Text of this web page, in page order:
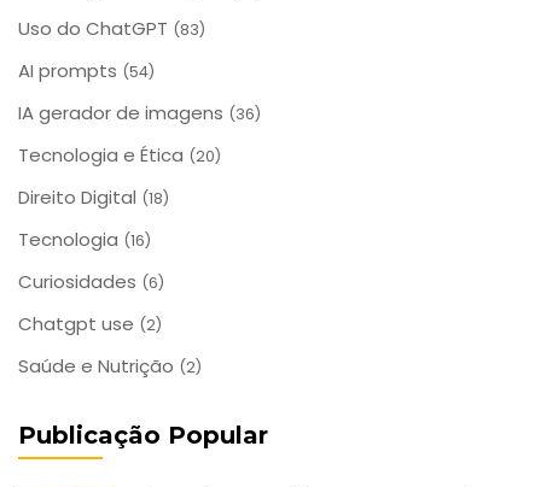
Uso do ChatGPT (83)
AI prompts (54)
IA gerador de imagens (36)
Tecnologia e Ética (20)
Direito Digital (18)
Tecnologia (16)
Curiosidades (6)
Chatgpt use (2)
Saúde e Nutrição (2)
Publicação Popular